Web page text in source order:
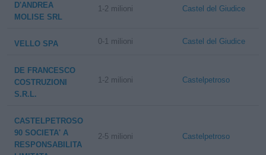
D'ANDREA
MOLISE SRL
1-2 milioni Castel del Giudice
VELLO SPA 0-1 milioni Castel del Giudice
DE FRANCESCO
COSTRUZIONI
S.R.L.
1-2 milioni Castelpetroso
CASTELPETROSO
90 SOCIETA' A
RESPONSABILITA
2-5 milioni Castelpetroso